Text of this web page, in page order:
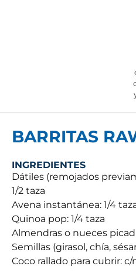
BARRITAS
INGREDIENTES
Dátiles (remojados
1/2 taza
Avena instantánea: 1/4
Quinoa pop: 1/4 taza
Almendras o nueces
Semillas (girasol, chía,
Coco rallado para cubrir: c/